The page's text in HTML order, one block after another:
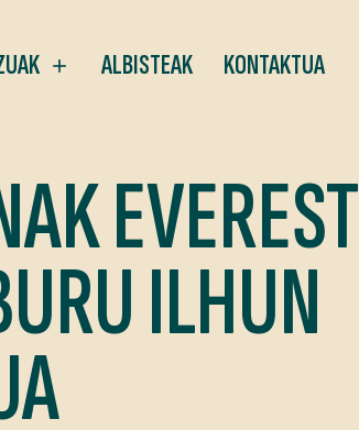
ALBISTEAK KONTAKTUA
EVEREST
ILHUN